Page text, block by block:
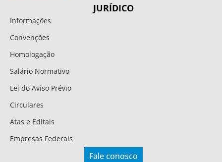
JURÍDICO
Informações
Convenções
Homologação
Salário Normativo
Lei do Aviso Prévio
Circulares
Atas e Editais
Empresas Federais
Fale conosco